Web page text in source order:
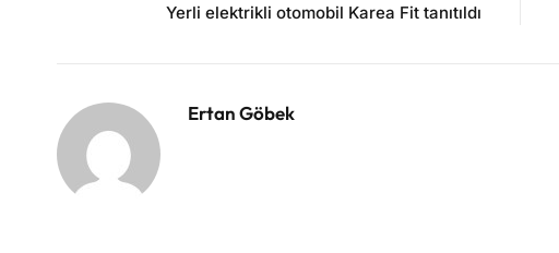
Yerli elektrikli otomobil Karea Fit tanıtıldı
Ertan Göbek